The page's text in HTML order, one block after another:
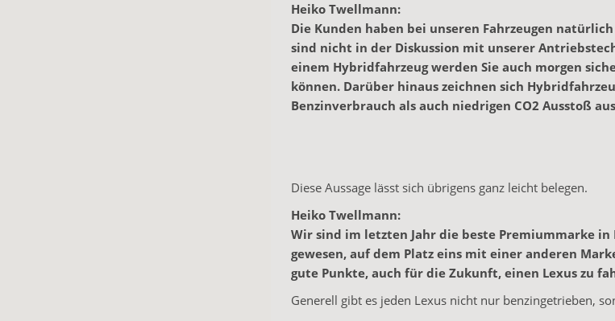
Heiko Twellmann:
Die Kunden haben bei unseren Fahrzeugen
sind nicht in der Diskussion mit unserer
einem Hybridfahrzeug werden Sie auch morgen
können. Darüber hinaus zeichnen sich
Benzinverbrauch als auch niedrigen CO2 Ausstoß
Diese Aussage lässt sich übrigens ganz leicht belegen.
Heiko Twellmann:
Wir sind im letzten Jahr die beste Premiummarke in
gewesen, auf dem Platz eins mit einer anderen
gute Punkte, auch für die Zukunft, einen Lexus zu
Generell gibt es jeden Lexus nicht nur benzingetrieben,